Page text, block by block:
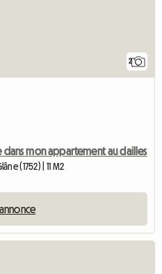
2
dans mon appartement au dailles
(1752) | 11 M2